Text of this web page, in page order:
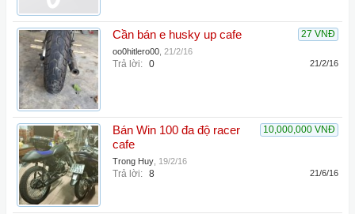
27 VNĐ
Cần bán e husky up cafe
oo0hitlero00 21/2/16
Trả lời: 0 21/2/16
10,000,000 VNĐ
Bán Win 100 đa độ racer
cafe
Trong Huy 19/2/16
Trả lời: 8 21/6/16